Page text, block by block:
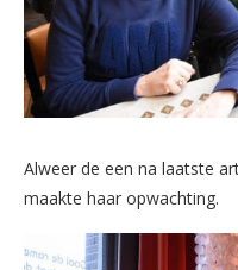
Alweer de een na laatste
maakte haar opwachting.